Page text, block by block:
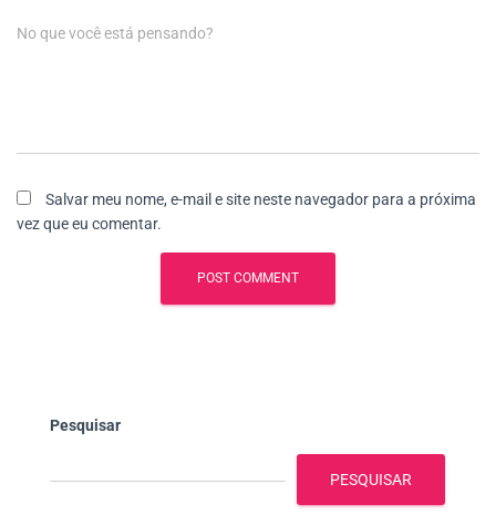
No que você está pensando?
Salvar meu nome, e-mail e site neste navegador para a próxima
vez que eu comentar.
Pesquisar
PESQUISAR